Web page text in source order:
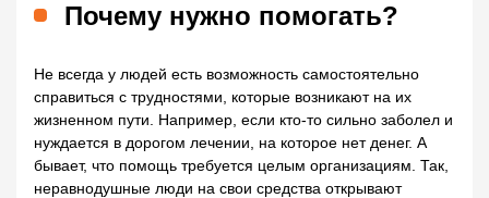
Почему нужно помогать?
Не всегда у людей есть возможность самостоятельно
справиться с трудностями, которые возникают на их
жизненном пути. Например, если кто-то сильно заболел и
нуждается в дорогом лечении, на которое нет денег. А
бывает, что помощь требуется целым организациям. Так,
неравнодушные люди на свои средства открывают